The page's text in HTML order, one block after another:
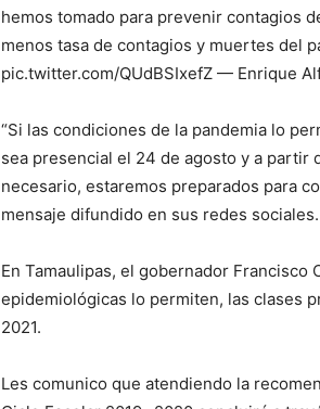
hemos tomado para prevenir contagios
menos tasa de contagios y muertes del
pic.twitter.com/QUdBSIxefZ — Enrique
“Si las condiciones de la pandemia lo
sea presencial el 24 de agosto y a partir
necesario, estaremos preparados para
mensaje difundido en sus redes sociales.
En Tamaulipas, el gobernador Francisco
epidemiológicas lo permiten, las clases
2021.
Les comunico que atendiendo la